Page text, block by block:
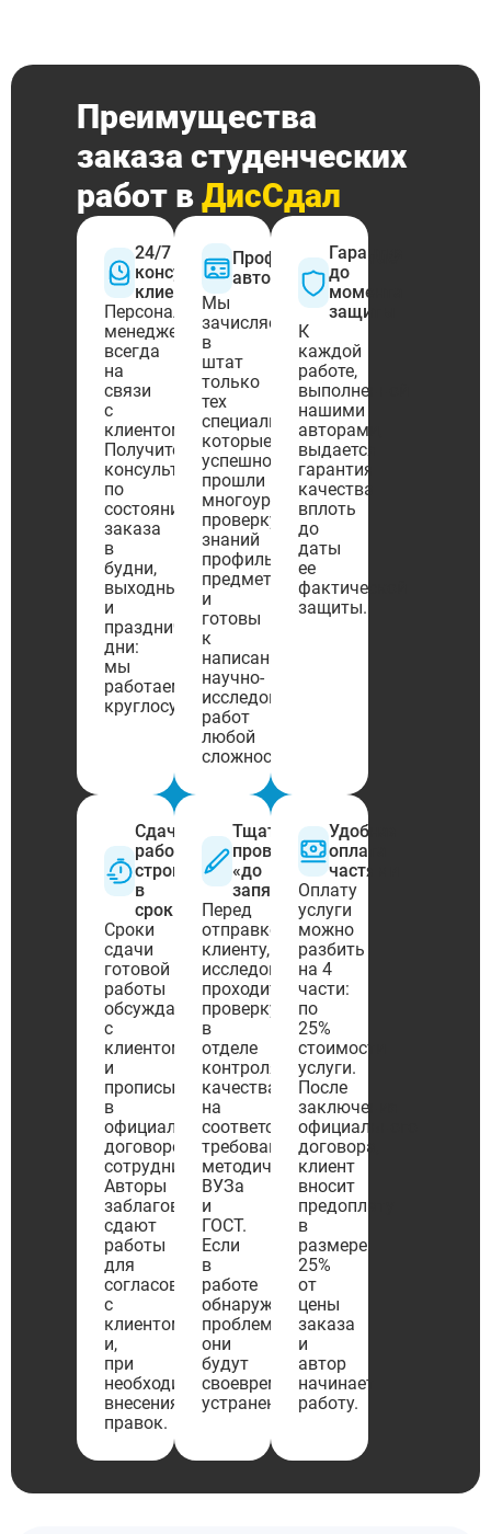
Преимущества
заказа студенческих
работ в ДисСдал
24/7
консультации
клиентов
Персональный
менеджер
всегда
на
связи
с
клиентом.
Получите
консультацию
по
состоянию
заказа
в
будни,
выходные
и
праздничные
дни:
мы
работаем
круглосуточно.
Профессиональные
авторы
Мы
зачисляем
в
штат
только
тех
специалистов,
которые
успешно
прошли
многоуровневую
проверку
знаний
профильного
предмета
и
готовы
к
написанию
научно-
исследовательских
работ
любой
сложности.
Гарантия
до
момента
защиты
К
каждой
работе,
выполненной
нашими
авторами,
выдается
гарантия
качества
вплоть
до
даты
ее
фактической
защиты.
Сдача
работ
строго
в
сроки
Сроки
сдачи
готовой
работы
обсуждаются
с
клиентом
и
прописываются
в
официальном
договоре
сотрудничества.
Авторы
заблаговременно
сдают
работы
для
согласования
с
клиентом
и,
при
необходимости,
внесения
правок.
Тщательная
проверка
«до
запятой»
Перед
отправкой
клиенту,
исследование
проходит
проверку
в
отделе
контроля
качества
на
соответствие
требованиям
методичке
ВУЗа
и
ГОСТ.
Если
в
работе
обнаружены
проблемы,
они
будут
своевременно
устранены.
Удобная
оплата
частями
Оплату
услуги
можно
разбить
на 4
части:
по
25%
стоимости
услуги.
После
заключения
официального
договора,
клиент
вносит
предоплату
в
размере
25%
от
цены
заказа
и
автор
начинает
работу.